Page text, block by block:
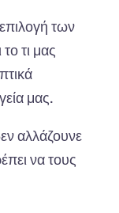
των
τι μας
μας.
αλλάζουνε
να τους